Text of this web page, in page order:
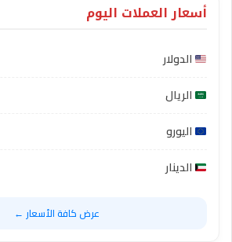
أسعار العملات اليوم
الدولار
الريال
اليورو
الدينار
عرض كافة الأسعار ←